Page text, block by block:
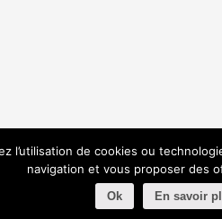
de cookies ou
navigation et vous proposer des
Ok En savoir